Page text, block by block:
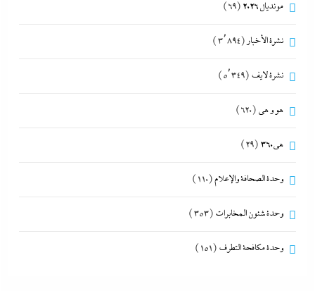
مونديال 2026 (69)
نشرة الأخبار (3٬894)
نشرة لايف (5٬349)
هو و هي (620)
هى360 (29)
وحدة الصحافة والإعلام(110)
وحدة شئون المخابرات (353)
وحدة مكافحة التطرف (151)